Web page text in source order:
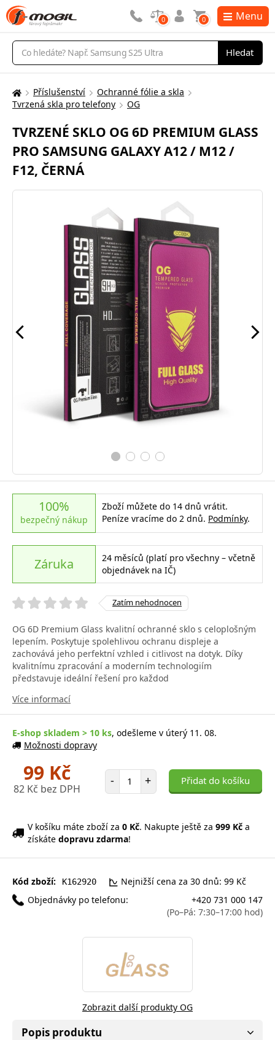
Vyhledávání
Hledat
0 0 Menu
Zde
nacházíte:
Příslušenství
Ochranné fólie a skla
Tvrzená skla pro telefony
OG
TVRZENÉ SKLO OG 6D PREMIUM GLASS
PRO SAMSUNG GALAXY A12 / M12 /
F12, ČERNÁ
100%
bezpečný nákup
Zboží můžete do 14 dnů vrátit.
Peníze vracíme do 2 dnů. Podmínky.
Záruka
24 měsíců (platí pro všechny – včetně
objednávek na IČ)
Zatím nehodnocen
OG 6D Premium Glass kvalitní ochranné sklo s celoplošným
lepením. Poskytuje spolehlivou ochranu displeje a
zachovává jeho perfektní vzhled i citlivost na dotyk. Díky
kvalitnímu zpracování a moderním technologiím
představuje ideální řešení pro každod
Více informací
E-shop skladem > 10 ks, odešleme v úterý 11. 08.
Možnosti dopravy
99 Kč
82 Kč bez DPH
- Počet položek
+ Přidat do košíku
V košíku máte zboží za 0 Kč. Nakupte ještě za 999 Kč a
získáte dopravu zdarma!
Kód zboží: K162920
Nejnižší cena za 30 dnů: 99 Kč
Objednávky po telefonu:
+420 731 000 147
(Po–Pá: 7:30–17:00 hod)
Zobrazit další produkty OG
Popis produktu